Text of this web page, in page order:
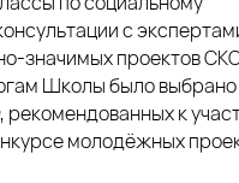
с
значимых проектов
Школы было выбрано
, рекомендованных к
молодёжных